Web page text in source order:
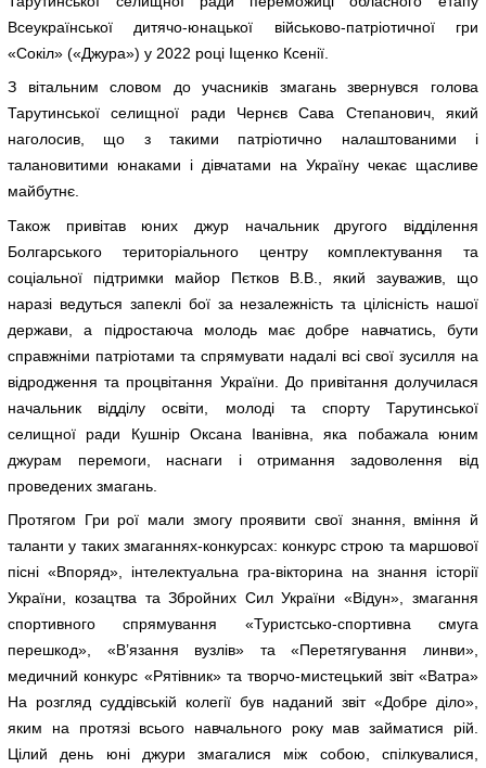
Всеукраїнської дитячо-юнацької військово-патріотичної гри
«Сокіл» («Джура») у 2022 році Іщенко Ксенії.
З вітальним словом до учасників змагань звернувся голова
Тарутинської селищної ради Чернєв Сава Степанович, який
наголосив, що з такими патріотично налаштованими і
талановитими юнаками і дівчатами на Україну чекає щасливе
майбутнє.
Також привітав юних джур начальник другого відділення
Болгарського територіального центру комплектування та
соціальної підтримки майор Пєтков В.В., який зауважив, що
наразі ведуться запеклі бої за незалежність та цілісність нашої
держави, а підростаюча молодь має добре навчатись, бути
справжніми патріотами та спрямувати надалі всі свої зусилля на
відродження та процвітання України. До привітання долучилася
начальник відділу освіти, молоді та спорту Тарутинської
селищної ради Кушнір Оксана Іванівна, яка побажала юним
джурам перемоги, наснаги і отримання задоволення від
проведених змагань.
Протягом Гри рої мали змогу проявити свої знання, вміння й
таланти у таких змаганнях-конкурсах: конкурс строю та маршової
пісні «Впоряд», інтелектуальна гра-вікторина на знання історії
України, козацтва та Збройних Сил України «Відун», змагання
спортивного спрямування «Туристсько-спортивна смуга
перешкод», «В’язання вузлів» та «Перетягування линви»,
медичний конкурс «Рятівник» та творчо-мистецький звіт «Ватра»
На розгляд суддівській колегії був наданий звіт «Добре діло»,
яким на протязі всього навчального року мав займатися рій.
Цілий день юні джури змагалися між собою, спілкувалися,